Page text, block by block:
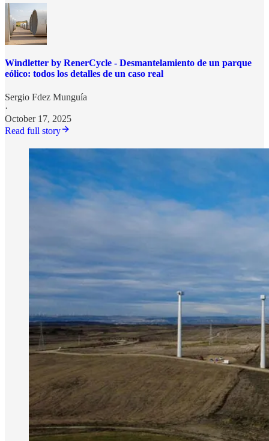
Windletter by RenerCycle - Desmantelamiento de un parque
eólico: todos los detalles de un caso real
Sergio Fdez Munguía
·
October 17, 2025
Read full story